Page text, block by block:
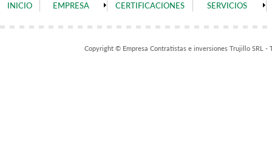
INICIO EMPRESA CERTIFICACIONES SERVICIOS
Copyright © Empresa Contratistas e inversiones Trujillo SRL -